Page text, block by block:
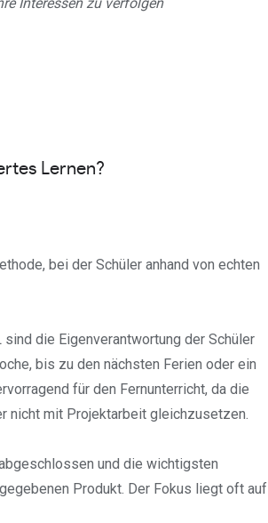
Lernen?
bei der Schüler anhand von echten
die Eigenverantwortung der Schüler
bis zu den nächsten Ferien oder ein
für den Fernunterricht, da die
nicht mit Projektarbeit gleichzusetzen.
und die wichtigsten
Produkt. Der Fokus liegt oft auf